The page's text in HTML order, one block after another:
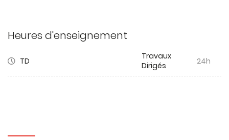
Heures d'enseignement
TD
Travaux
Dirigés
24h